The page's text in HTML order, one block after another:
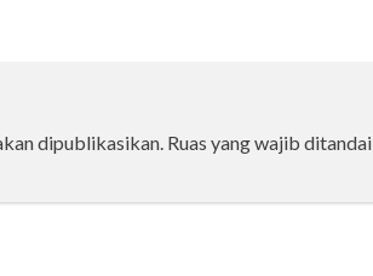
dipublikasikan. Ruas yang wajib ditandai